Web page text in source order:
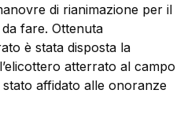
di rianimazione per il
fare. Ottenuta
è stata disposta la
atterrato al campo
affidato alle onoranze